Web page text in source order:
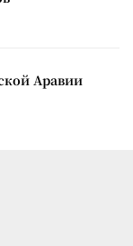
Аравии